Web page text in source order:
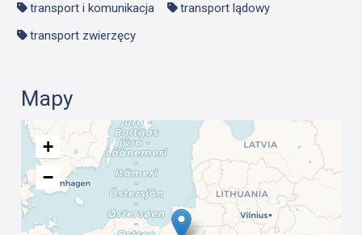
transport i komunikacja
transport lądowy
transport zwierzęcy
Mapy
+
−